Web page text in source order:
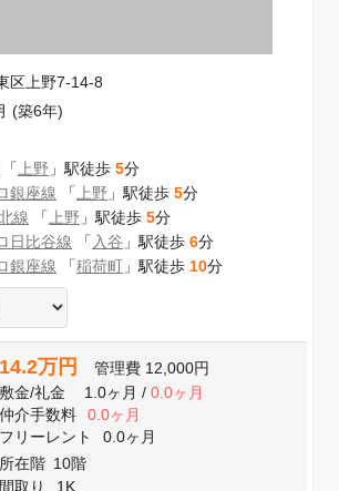
区上野7-14-8
(築6年)
「 上野 」駅徒歩 5分
銀座線 「 上野 」駅徒歩 5分
線 「 上野 」駅徒歩 5分
日比谷線 「 入谷 」駅徒歩 6分
銀座線 「稲荷町 」駅徒歩 10分
14.2万円 管理費 12,000円
敷金/礼金 1.0ヶ月/ 0.0ヶ月
仲介手数料
0.0ヶ月
フリーレント
0.0ヶ月
所在階 10階
間取り
1K